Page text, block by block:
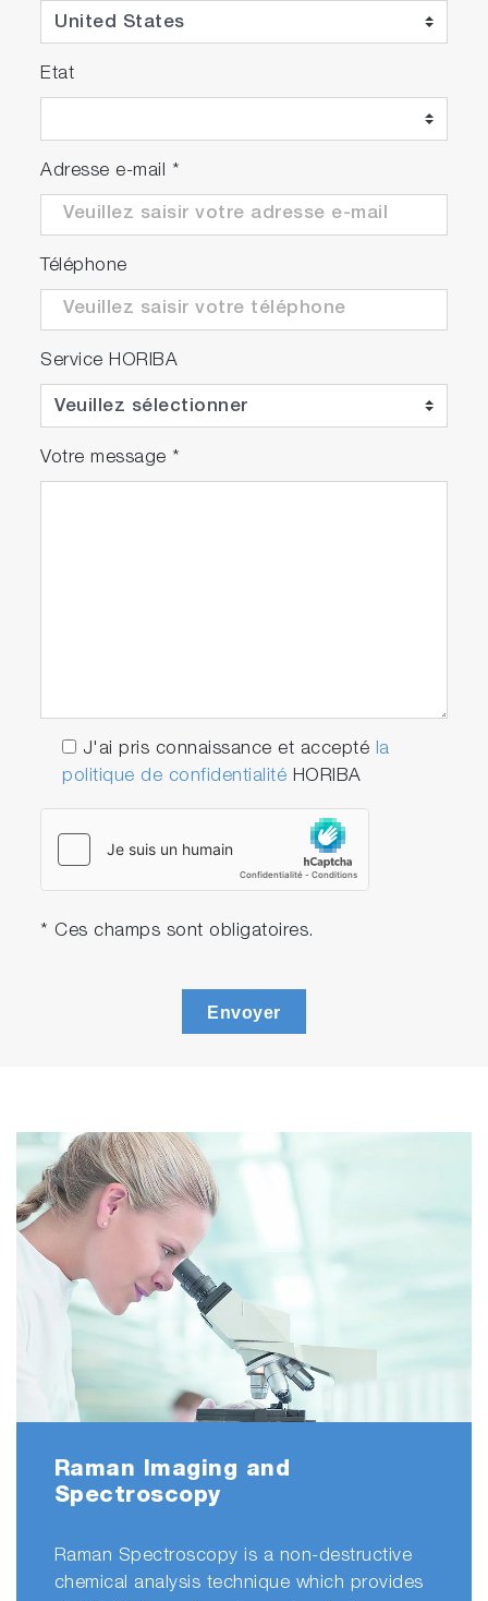
supprimer tout décalage chromatique et toute
aberration et ainsi de faciliter la visualisation et
Etat
Adresse e-mail *
Téléphone
Service HORIBA
Votre message *
J'ai pris connaissance et accepté la
politique de confidentialité HORIBA
* Ces champs sont obligatoires.
Envoyer
Raman Imaging and
Spectroscopy
Raman Spectroscopy is a non-destructive
chemical analysis technique which provides